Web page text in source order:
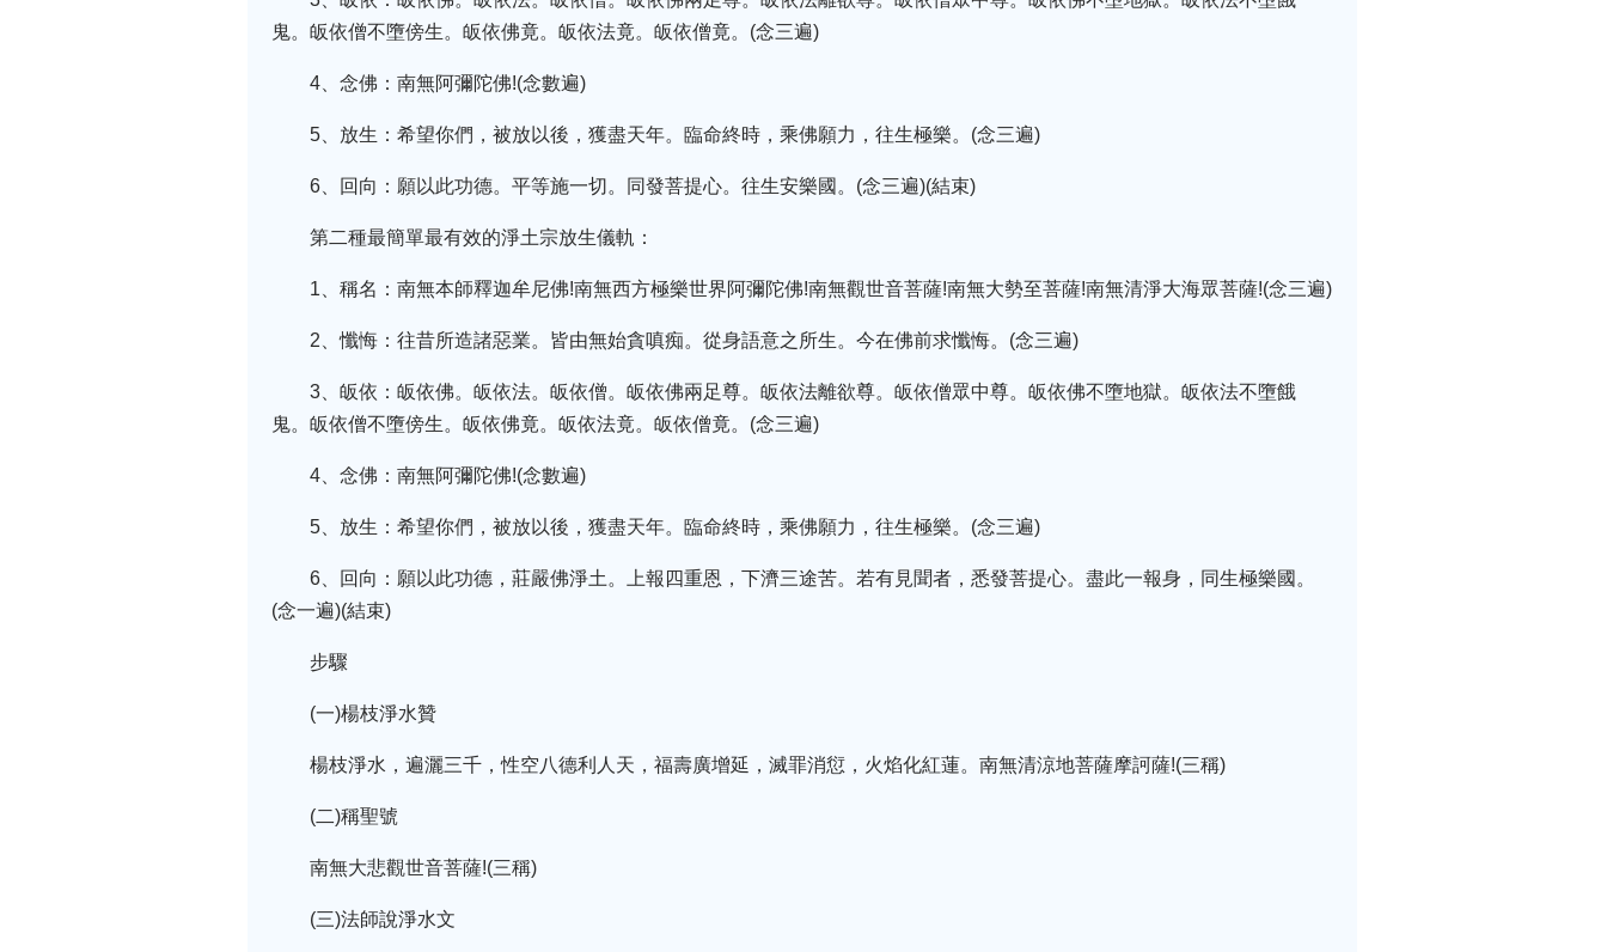
鬼。皈依僧不墮傍生。皈依佛竟。皈依法竟。皈依僧竟。(念三遍)
4、念佛：南無阿彌陀佛!(念數遍)
5、放生：希望你們，被放以後，獲盡天年。臨命終時，乘佛願力，往生極樂。(念三遍)
6、回向：願以此功德。平等施一切。同發菩提心。往生安樂國。(念三遍)(結束)
第二種最簡單最有效的淨土宗放生儀軌：
1、稱名：南無本師釋迦牟尼佛!南無西方極樂世界阿彌陀佛!南無觀世音菩薩!南無大勢至菩薩!南無清淨大海眾菩薩!(念三遍)
2、懺悔：往昔所造諸惡業。皆由無始貪嗔痴。從身語意之所生。今在佛前求懺悔。(念三遍)
3、皈依：皈依佛。皈依法。皈依僧。皈依佛兩足尊。皈依法離欲尊。皈依僧眾中尊。皈依佛不墮地獄。皈依法不墮餓
鬼。皈依僧不墮傍生。皈依佛竟。皈依法竟。皈依僧竟。(念三遍)
4、念佛：南無阿彌陀佛!(念數遍)
5、放生：希望你們，被放以後，獲盡天年。臨命終時，乘佛願力，往生極樂。(念三遍)
6、回向：願以此功德，莊嚴佛淨土。上報四重恩，下濟三途苦。若有見聞者，悉發菩提心。盡此一報身，同生極樂國。
(念一遍)(結束)
步驟
(一)楊枝淨水贊
楊枝淨水，遍灑三千，性空八德利人天，福壽廣增延，滅罪消愆，火焰化紅蓮。南無清涼地菩薩摩訶薩!(三稱)
(二)稱聖號
南無大悲觀世音菩薩!(三稱)
(三)法師說淨水文